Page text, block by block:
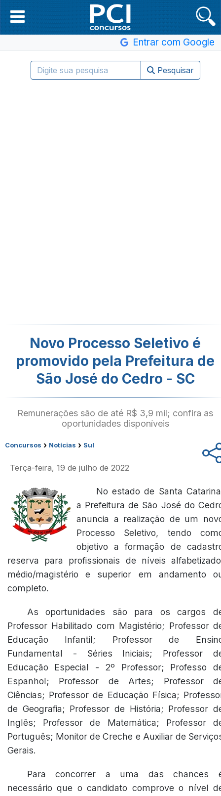
Entrar com Google
Pesquisar
Novo Processo Seletivo é
promovido pela Prefeitura de
São José do Cedro - SC
Remunerações são de até R$ 3,9 mil; confira as
oportunidades disponíveis
Concursos › Notícias › Sul
Terça-feira, 19 de julho de 2022
No estado de Santa
a Prefeitura de São José do
anuncia a realização de um
Processo Seletivo, tendo
objetivo a formação de
reserva para profissionais de níveis
médio/magistério e superior em andamento
completo.
As oportunidades são para os cargos
Professor Habilitado com Magistério; Professor
Educação Infantil; Professor de
Fundamental - Séries Iniciais; Professor
Educação Especial - 2º Professor; Professo
Espanhol; Professor de Artes; Professor
Ciências; Professor de Educação Física;
de Geografia; Professor de História; Professor
Inglês; Professor de Matemática; Professor
Português; Monitor de Creche e Auxiliar de
Gerais.
Para concorrer a uma das chances
necessário que o candidato comprove o nível